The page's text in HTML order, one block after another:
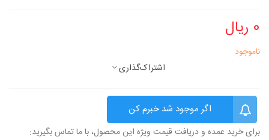
0 ریال
ناموجود
اشتراک‌گذاری
اگر موجود شد خبرم کن
برای خرید عمده و دریافت قیمت ویژه این محصول، با ما تماس بگیرید: